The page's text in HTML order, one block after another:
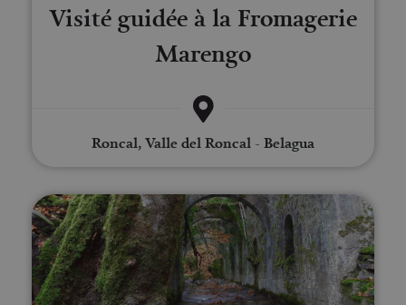
Visité guidée à la Fromagerie
Marengo
Roncal, Valle del Roncal - Belagua
Visite guidée à l'Usine Royale